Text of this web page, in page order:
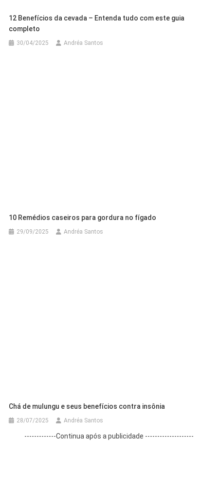
12 Benefícios da cevada – Entenda tudo com este guia
completo
30/04/2025 Andréa Santos
10 Remédios caseiros para gordura no fígado
29/09/2025 Andréa Santos
Chá de mulungu e seus benefícios contra insônia
28/07/2025 Andréa Santos
-------------Continua após a publicidade --------------------